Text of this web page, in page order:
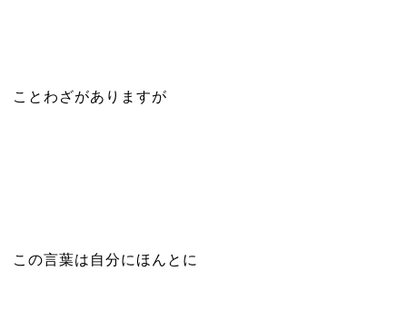
ことわざがありますが
この言葉は自分にほんとに